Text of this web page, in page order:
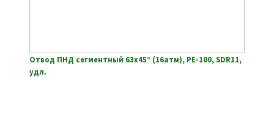
Отвод ПНД сегментный 63х45° (16атм), РЕ-100, SDR11,
удл.